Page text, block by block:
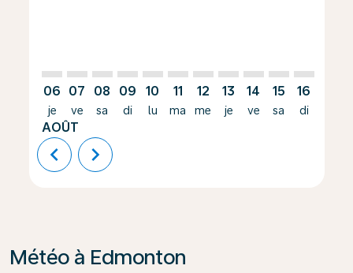
06
je
AOÛT
07
ve
08
sa
09
di
10
lu
11
ma
12
me
13
je
14
ve
15
sa
16
di
chevron_left chevron_right
Météo à Edmonton